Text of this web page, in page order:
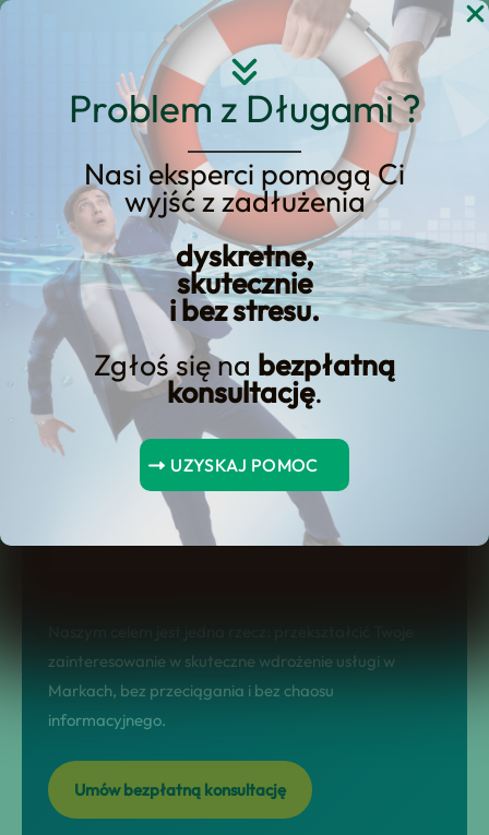
Problem z Długami ?
Nasi eksperci pomogą Ci
wyjść z zadłużenia
dyskretne,
skutecznie
i bez stresu.
Zgłoś się na bezpłatną
konsultację.
UZYSKAJ POMOC
Przejdź
KREDYT123.PL – OFERTA SPRZEDAŻOWA
Kredyt w Markach:
Sprawdź Naszą Ofertę!
Szukasz rozwiązania typu kredyt w
markach: sprawdź naszą ofertę!? Ta
podstrona została przebudowana jako
landing sprzedażowy: jasno pokazuje
korzyści, etapy współpracy, FAQ i
zainteresowanie w skuteczne wdrożenie usługi w
Markach, bez przeciągania i bez chaosu
informacyjnego.
Umów bezpłatną konsultację